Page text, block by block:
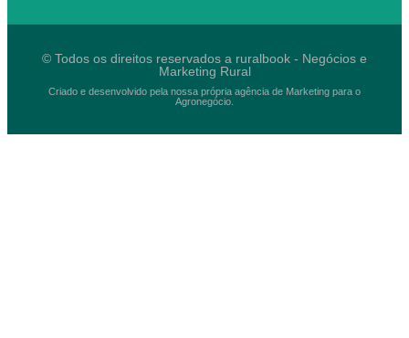
© Todos os direitos reservados a ruralbook - Negócios e
Marketing Rural
Criado e desenvolvido pela nossa própria agência de Marketing para o
Agronegócio.